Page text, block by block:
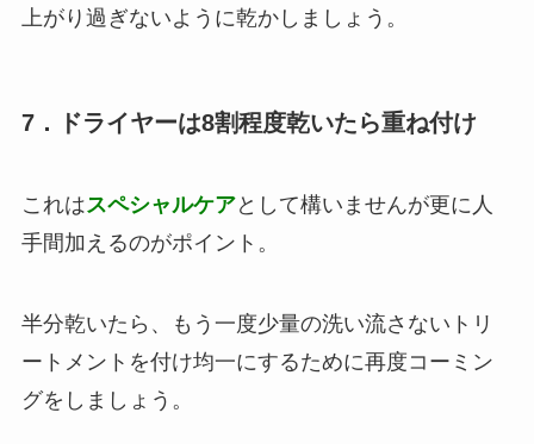
上がり過ぎないように乾かしましょう。
7．ドライヤーは8割程度乾いたら重ね付け
これはスペシャルケアとして構いませんが更に人
手間加えるのがポイント。
半分乾いたら、もう一度少量の洗い流さないトリ
ートメントを付け均一にするために再度コーミン
グをしましょう。